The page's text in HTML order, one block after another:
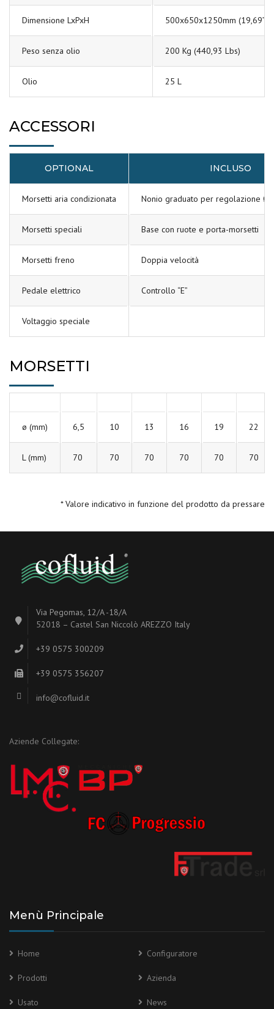
Dimensione LxPxH 500x650x1250mm
Peso senza olio 200 Kg (440,93 Lbs)
Olio 25 L
ACCESSORI
OPTIONAL INCLUSO
Morsetti aria condizionata Nonio graduato per regolazione Ø
Morsetti speciali Base con ruote e porta-morsetti
Morsetti freno Doppia velocità
Pedale elettrico Controllo “E”
Voltaggio speciale
MORSETTI
ø (mm) 6,5 10 13 16 19 22
L (mm) 70 70 70 70 70 70
* Valore indicativo in funzione del prodotto da pressare
Via Pegomas, 12/A -18/A
52018 – Castel San Niccolò AREZZO Italy
+39 0575 300209
+39 0575 356207
info@cofluid.it
Aziende Collegate:
Menù Principale
Home Configuratore
Prodotti Azienda
Usato News